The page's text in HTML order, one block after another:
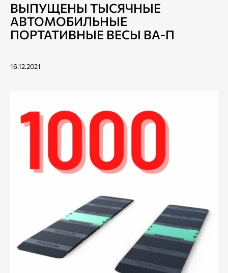
ВЫПУЩЕНЫ ТЫСЯЧНЫЕ
АВТОМОБИЛЬНЫЕ
ПОРТАТИВНЫЕ ВЕСЫ ВА-П
16.12.2021